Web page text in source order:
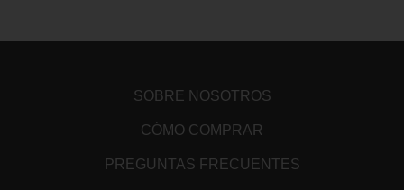
SOBRE NOSOTROS
CÓMO COMPRAR
PREGUNTAS FRECUENTES